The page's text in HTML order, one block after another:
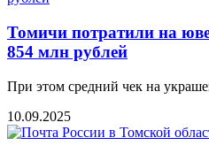
Томичи потратили на
854 млн рублей
При этом средний чек на
10.09.2025